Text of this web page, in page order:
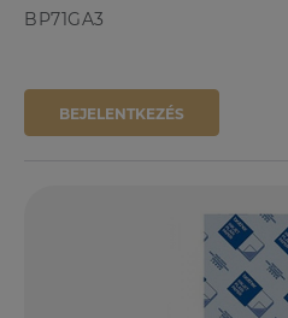
BP71GA3
BEJELENTKEZÉS